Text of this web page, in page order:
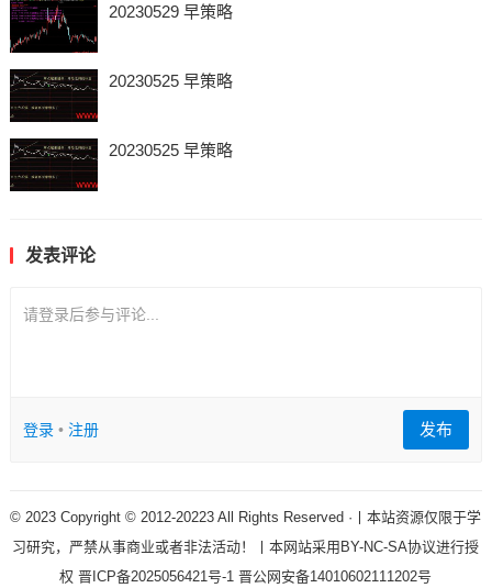
20230529 早策略
20230525 早策略
20230525 早策略
发表评论
请登录后参与评论...
登录• 注册 发布
© 2023 Copyright © 2012-20223 All Rights Reserved ·丨本站资源仅限于学
习研究，严禁从事商业或者非法活动！丨本网站采用BY-NC-SA协议进行授
权晋ICP备2025056421号-1晋公网安备14010602111202号